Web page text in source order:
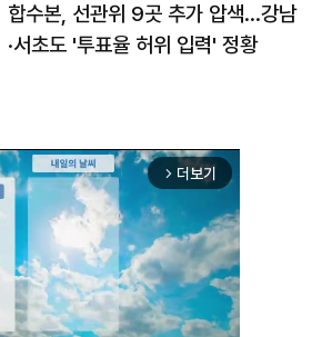
합수본, 선관위 9곳 추가 압색…강남
·서초도 '투표율 허위 입력' 정황
arrow_forward_ios 더보기